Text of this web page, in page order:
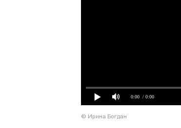
0:00 / 0:00
© Ирина Богдан